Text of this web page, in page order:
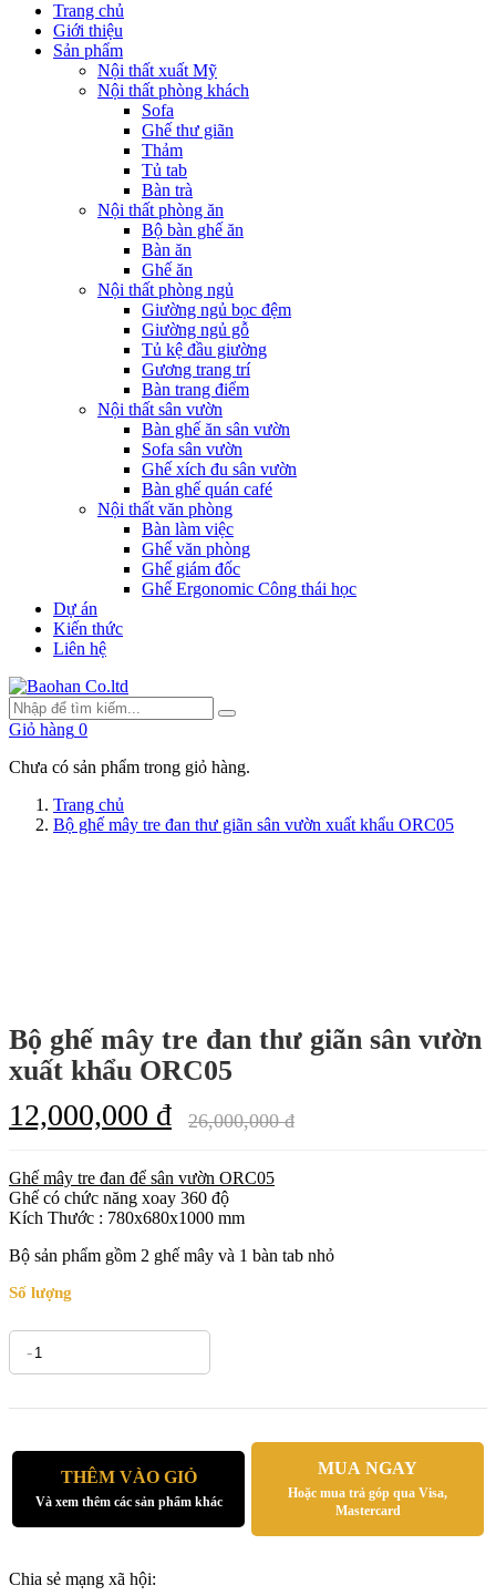
Trang chủ
Giới thiệu
Sản phẩm
Nội thất xuất Mỹ
Nội thất phòng khách
Sofa
Ghế thư giãn
Thảm
Tủ tab
Bàn trà
Nội thất phòng ăn
Bộ bàn ghế ăn
Bàn ăn
Ghế ăn
Nội thất phòng ngủ
Giường ngủ bọc đệm
Giường ngủ gỗ
Tủ kệ đầu giường
Gương trang trí
Bàn trang điểm
Nội thất sân vườn
Bàn ghế ăn sân vườn
Sofa sân vườn
Ghế xích đu sân vườn
Bàn ghế quán café
Nội thất văn phòng
Bàn làm việc
Ghế văn phòng
Ghế giám đốc
Ghế Ergonomic Công thái học
Dự án
Kiến thức
Liên hệ
Giỏ hàng 0
Chưa có sản phẩm trong giỏ hàng.
Trang chủ
Bộ ghế mây tre đan thư giãn sân vườn xuất khẩu ORC05
Bộ ghế mây tre đan thư giãn sân vườn
xuất khẩu ORC05
12,000,000 đ 26,000,000 đ
Ghế mây tre đan để sân vườn ORC05
Ghế có chức năng xoay 360 độ
Kích Thước : 780x680x1000 mm
Bộ sản phẩm gồm 2 ghế mây và 1 bàn tab nhỏ
Số lượng
-
THÊM VÀO GIỎ
Và xem thêm các sản phẩm khác
MUA NGAY
Hoặc mua trả góp qua Visa,
Mastercard
Chia sẻ mạng xã hội: